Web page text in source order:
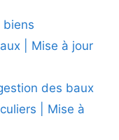
biens
| Mise à jour
des baux
| Mise à